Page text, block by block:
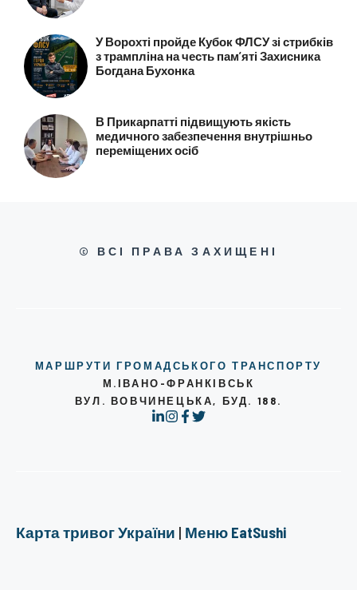
У Ворохті пройде Кубок ФЛСУ зі стрибків
з трампліна на честь пам’яті Захисника
Богдана Бухонка
В Прикарпатті підвищують якість
медичного забезпечення внутрішньо
переміщених осіб
© ВСІ ПРАВА ЗАХИЩЕНІ
МАРШРУТИ ГРОМАДСЬКОГО ТРАНСПОРТУ
М.ІВАНО-ФРАНКІВСЬК
ВУЛ. ВОВЧИНЕЦЬКА, БУД. 188.
Карта тривог України | Меню EatSushi